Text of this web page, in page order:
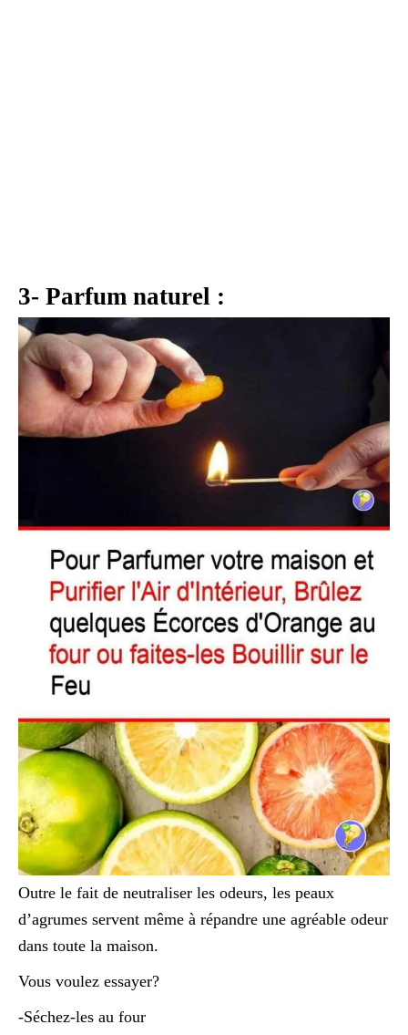
3- Parfum naturel :
Outre le fait de neutraliser les odeurs, les peaux
d’agrumes servent même à répandre une agréable odeur
dans toute la maison.
Vous voulez essayer?
-Séchez-les au four